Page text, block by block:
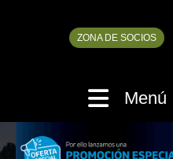
ZONA DE SOCIOS
Menú